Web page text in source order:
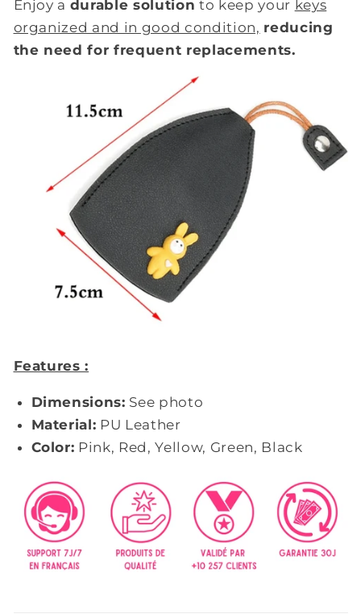
Enjoy a durable solution to keep your keys
organized and in good condition, reducing
the need for frequent replacements.
Features :
Dimensions: See photo
Material: PU Leather
Color: Pink, Red, Yellow, Green, Black